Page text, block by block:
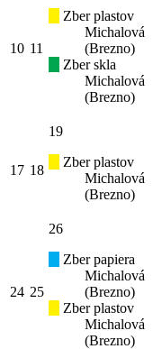
10 11
Zber plastov
Michalová
(Brezno)
Zber skla
Michalová
(Brezno)
17 18
19
Zber plastov
Michalová
(Brezno)
24 25
26
Zber papiera
Michalová
(Brezno)
Zber plastov
Michalová
(Brezno)